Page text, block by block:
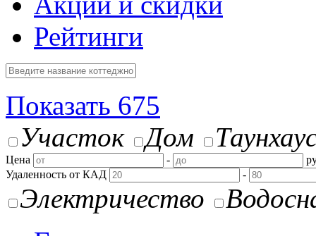
Рейтинги
Показать 675
Участок
Дом
Цена -
Удаленность от КАД
-
Электричество